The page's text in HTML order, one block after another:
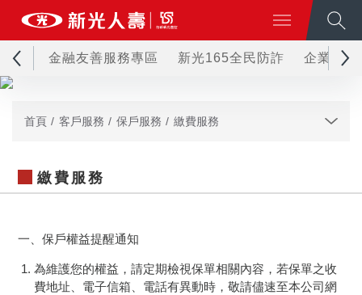
金融友善服務專區 新光165全民防詐 企業永續
首頁 客戶服務 保戶服務 繳費服務
繳費服務
一、保戶權益提醒通知
為維護您的權益，請定期檢視保單相關內容，若保單之收
費地址、電子信箱、電話有異動時，敬請儘速至本公司網